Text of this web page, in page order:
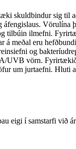
skuldbindur sig til
tilbúin ilmefni.
á meðal eru
og
UVB vörn.
um jurtaefni. Hluti
eigi í samstarfi við